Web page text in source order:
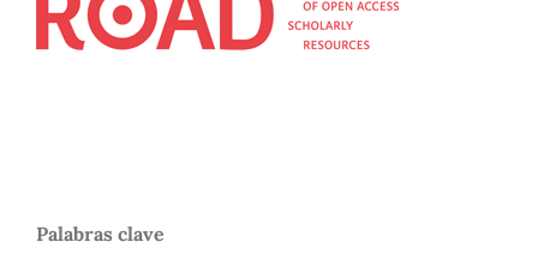
Palabras clave